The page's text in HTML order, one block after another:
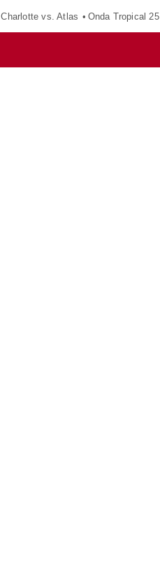
Charlotte vs. Atlas Onda Tropical 25